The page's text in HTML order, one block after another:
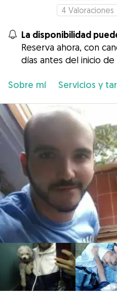
4 Valoraciones
La disponibilidad
Reserva ahora, con
días antes del inicio de
Sobre mí Servicios y